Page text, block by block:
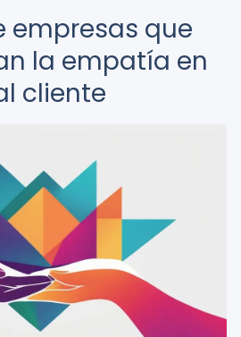
empresas que
la empatía en
cliente